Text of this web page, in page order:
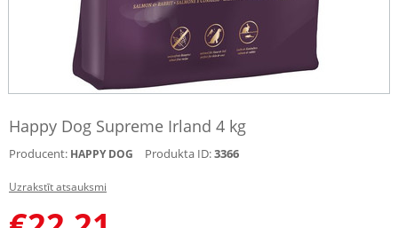
Happy Dog Supreme Irland 4 kg
Producent: HAPPY DOG Produkta ID:3366
Uzrakstīt atsauksmi